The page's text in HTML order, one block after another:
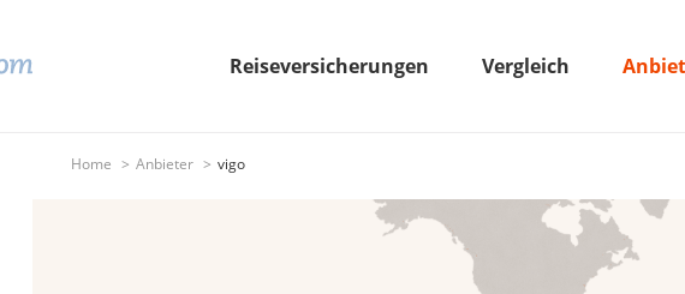
Reiseversicherungen Vergleich
Home Anbieter vigo